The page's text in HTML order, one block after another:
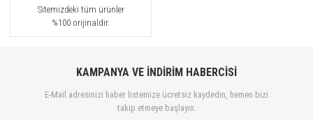
Sitemizdeki tüm ürünler
%100 orijinaldir.
KAMPANYA VE İNDİRİM HABERCİSİ
E-Mail adresinizi haber listemize ücretsiz kaydedin, hemen bizi
takip etmeye başlayın.